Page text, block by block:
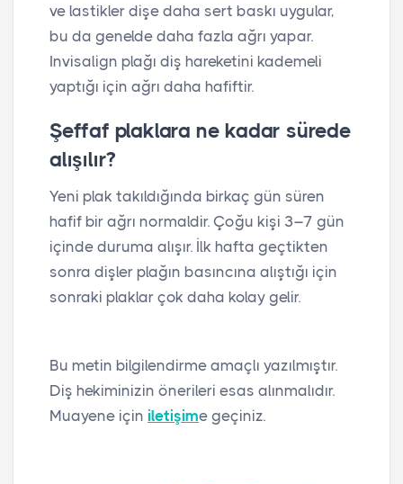
ve lastikler dişe daha sert baskı uygular,
bu da genelde daha fazla ağrı yapar.
Invisalign plağı diş hareketini kademeli
yaptığı için ağrı daha hafiftir.
Şeffaf plaklara ne kadar sürede
alışılır?
Yeni plak takıldığında birkaç gün süren
hafif bir ağrı normaldir. Çoğu kişi 3–7 gün
içinde duruma alışır. İlk hafta geçtikten
sonra dişler plağın basıncına alıştığı için
sonraki plaklar çok daha kolay gelir.
Bu metin bilgilendirme amaçlı yazılmıştır.
Diş hekiminizin önerileri esas alınmalıdır.
Muayene için iletişime geçiniz.